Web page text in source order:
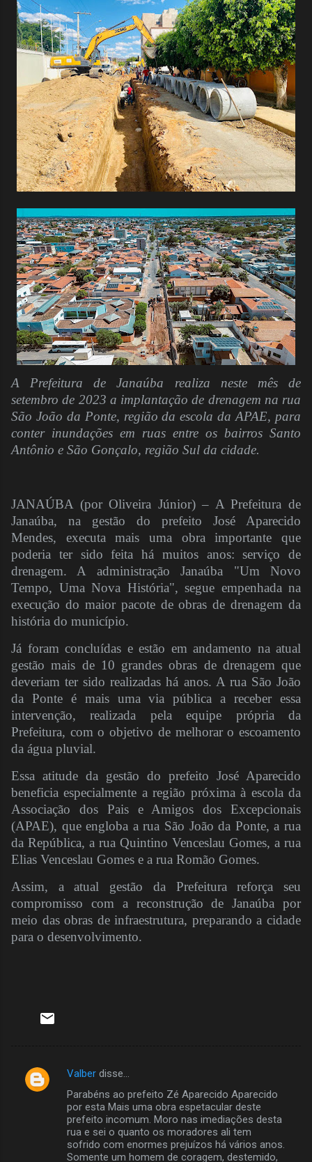
A Prefeitura de Janaúba realiza neste mês de
setembro de 2023 a implantação de drenagem na rua
São João da Ponte, região da escola da APAE, para
conter inundações em ruas entre os bairros Santo
Antônio e São Gonçalo, região Sul da cidade.
JANAÚBA (por Oliveira Júnior) – A Prefeitura de
Janaúba, na gestão do prefeito José Aparecido
Mendes, executa mais uma obra importante que
poderia ter sido feita há muitos anos: serviço de
drenagem. A administração Janaúba "Um Novo
Tempo, Uma Nova História", segue empenhada na
execução do maior pacote de obras de drenagem da
história do município.
Já foram concluídas e estão em andamento na atual
gestão mais de 10 grandes obras de drenagem que
deveriam ter sido realizadas há anos. A rua São João
da Ponte é mais uma via pública a receber essa
intervenção, realizada pela equipe própria da
Prefeitura, com o objetivo de melhorar o escoamento
da água pluvial.
Essa atitude da gestão do prefeito José Aparecido
beneficia especialmente a região próxima à escola da
Associação dos Pais e Amigos dos Excepcionais
(APAE), que engloba a rua São João da Ponte, a rua
da República, a rua Quintino Venceslau Gomes, a rua
Elias Venceslau Gomes e a rua Romão Gomes.
Assim, a atual gestão da Prefeitura reforça seu
compromisso com a reconstrução de Janaúba por
meio das obras de infraestrutura, preparando a cidade
para o desenvolvimento.
C
Valber disse…
Parabéns ao prefeito Zé Aparecido Aparecido
por esta Mais uma obra espetacular deste
prefeito incomum. Moro nas imediações desta
rua e sei o quanto os moradores ali tem
sofrido com enormes prejuízos há vários anos.
Somente um homem de coragem, destemido,